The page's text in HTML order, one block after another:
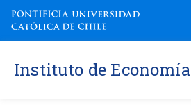
Instituto de Economía